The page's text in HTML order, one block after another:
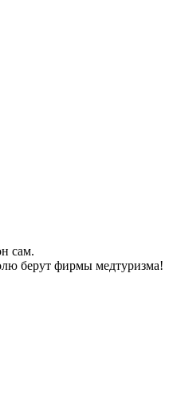
сам.
берут фирмы медтуризма!